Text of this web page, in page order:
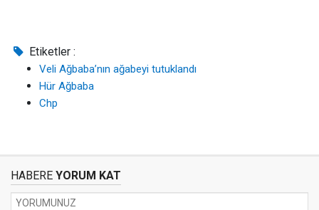
Etiketler :
Veli Ağbaba’nın ağabeyi tutuklandı
Hür Ağbaba
Chp
HABERE YORUM KAT